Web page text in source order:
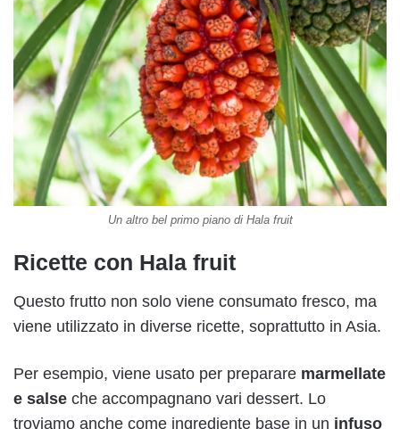
Un altro bel primo piano di Hala fruit
Ricette con Hala fruit
Questo frutto non solo viene consumato fresco, ma
viene utilizzato in diverse ricette, soprattutto in Asia.
Per esempio, viene usato per preparare marmellate
e salse che accompagnano vari dessert. Lo
troviamo anche come ingrediente base in un infuso